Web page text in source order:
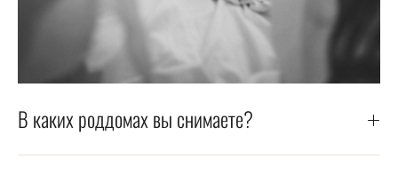
В каких роддомах вы снимаете?